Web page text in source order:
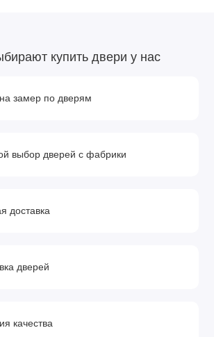
купить двери у нас
замер по дверям
выбор дверей с фабрики
доставка
дверей
качества